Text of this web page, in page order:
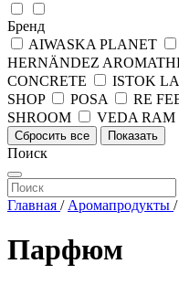
Бренд
AIWASKA PLANET
HERNÄNDEZ
CONCRETE
ISTOK
SHOP
POSA RE
SHROOM
VEDA RAM
Сбросить все Показать
Поиск
Главная / Аромапродукты /
Парфюм